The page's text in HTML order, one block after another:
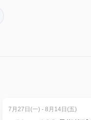
7月27日(一) - 8月14日(五)